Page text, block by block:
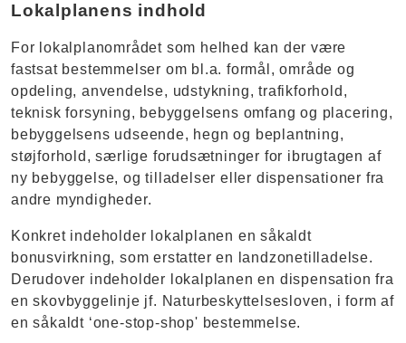
Lokalplanens indhold
For lokalplanområdet som helhed kan der være
fastsat bestemmelser om bl.a. formål, område og
opdeling, anvendelse, udstykning, trafikforhold,
teknisk forsyning, bebyggelsens omfang og placering,
bebyggelsens udseende, hegn og beplantning,
støjforhold, særlige forudsætninger for ibrugtagen af
ny bebyggelse, og tilladelser eller dispensationer fra
andre myndigheder.
Konkret indeholder lokalplanen en såkaldt
bonusvirkning, som erstatter en landzonetilladelse.
Derudover indeholder lokalplanen en dispensation fra
en skovbyggelinje jf. Naturbeskyttelsesloven, i form af
en såkaldt ‘one-stop-shop' bestemmelse.